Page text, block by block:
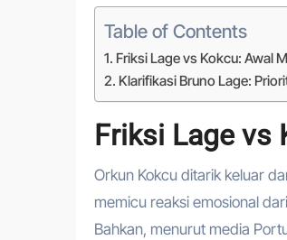
Table of Contents
Friksi Lage vs Kokcu: Awal
Klarifikasi Bruno Lage:
Friksi Lage vs
Orkun Kokcu ditarik keluar
memicu reaksi emosional
Bahkan, menurut media